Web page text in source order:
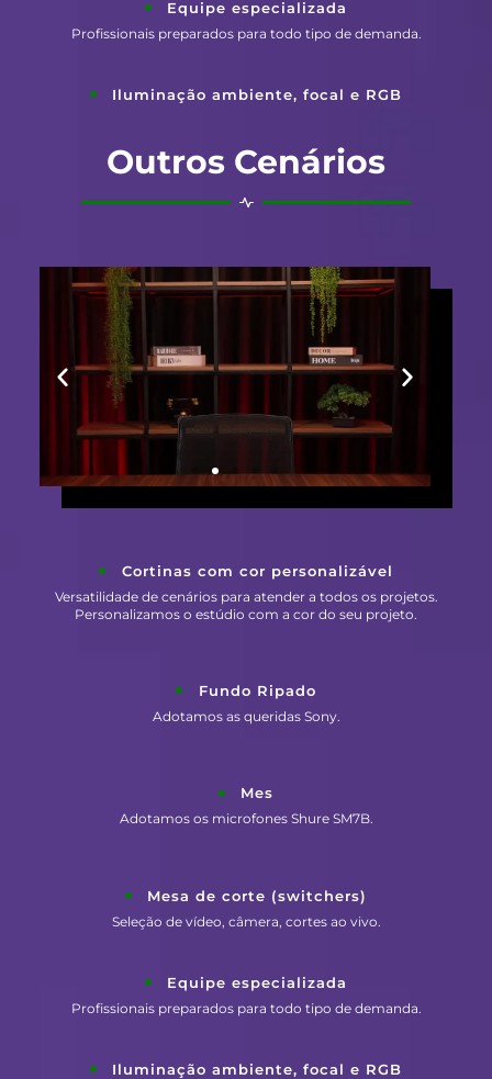
Equipe especializada
Profissionais preparados para todo tipo de demanda.
Iluminação ambiente, focal e RGB
Outros Cenários
Cortinas com cor personalizável
Versatilidade de cenários para atender a todos os projetos.
Personalizamos o estúdio com a cor do seu projeto.
Fundo Ripado
Adotamos as queridas Sony.
Mes
Adotamos os microfones Shure SM7B.
Mesa de corte (switchers)
Seleção de vídeo, câmera, cortes ao vivo.
Equipe especializada
Profissionais preparados para todo tipo de demanda.
Iluminação ambiente, focal e RGB